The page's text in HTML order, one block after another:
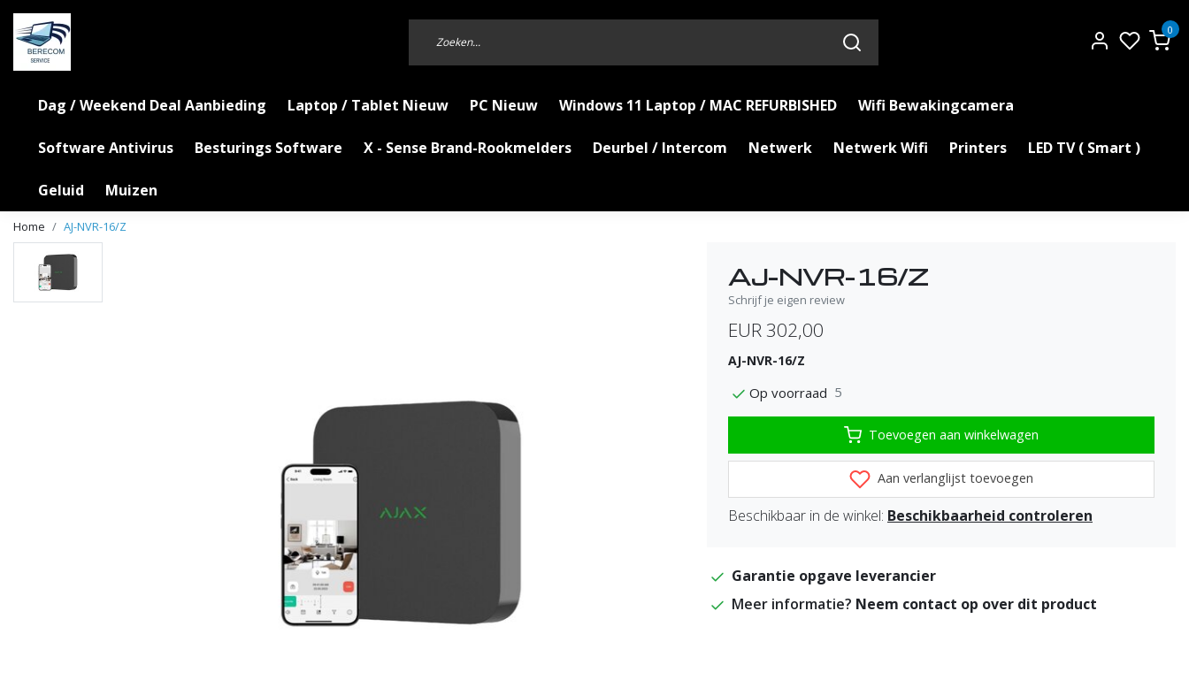
0
Dag / Weekend Deal Aanbieding Laptop / Tablet Nieuw PC Nieuw Windows 11 Laptop / MAC REFURBISHED Wifi Bewakingcamera
Software Antivirus Besturings Software X - Sense Brand-Rookmelders Deurbel / Intercom Netwerk Netwerk Wifi Printers LED TV ( Smart )
Geluid Muizen
Home AJ-NVR-16/Z
AJ-NVR-16/Z
Schrijf je eigen review
EUR 302,00
AJ-NVR-16/Z
Op voorraad 5
Toevoegen aan winkelwagen
Aan verlanglijst toevoegen
Beschikbaar in de winkel: Beschikbaarheid controleren
Garantie opgave leverancier
Meer informatie? Neem contact op over dit product